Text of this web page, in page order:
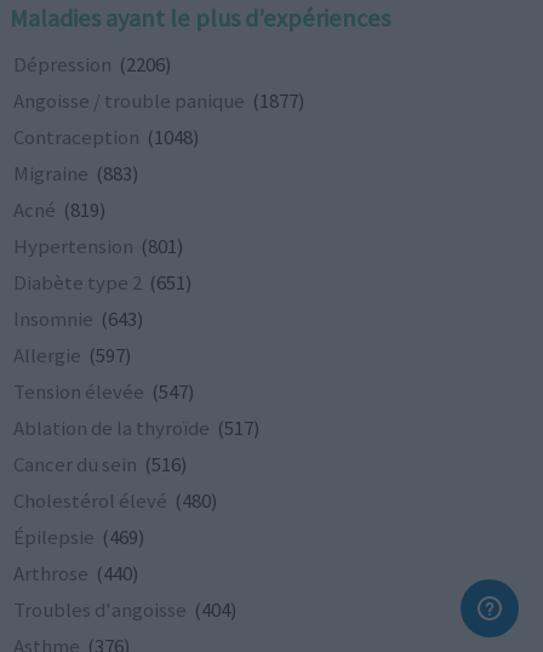
Maladies ayant le plus d’expériences
Dépression (2206)
Angoisse / trouble panique (1877)
Contraception (1048)
Migraine (883)
Acné (819)
Hypertension (801)
Diabète type 2 (651)
Insomnie (643)
Allergie (597)
Tension élevée (547)
Ablation de la thyroïde (517)
Cancer du sein (516)
Cholestérol élevé (480)
Épilepsie (469)
Arthrose (440)
Troubles d'angoisse (404)
Asthme (376)